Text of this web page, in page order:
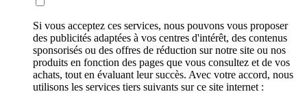
Si vous acceptez ces services, nous pouvons vous proposer
des publicités adaptées à vos centres d'intérêt, des contenus
sponsorisés ou des offres de réduction sur notre site ou nos
produits en fonction des pages que vous consultez et de vos
achats, tout en évaluant leur succès. Avec votre accord, nous
utilisons les services tiers suivants sur ce site internet :